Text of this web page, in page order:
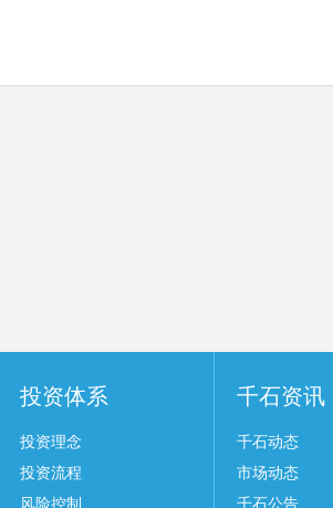
投资体系
投资理念
投资流程
风险控制
千石资讯
千石动态
市场动态
千石公告